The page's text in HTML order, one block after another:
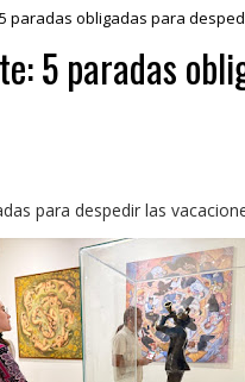
paradas obligadas para
5 paradas
para despedir las